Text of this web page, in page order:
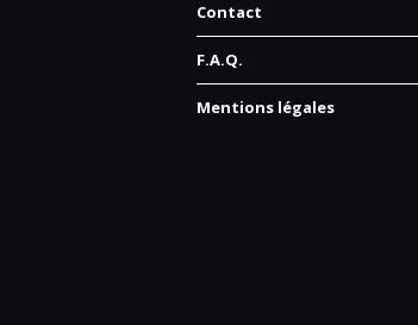
Contact
F.A.Q.
Mentions légales